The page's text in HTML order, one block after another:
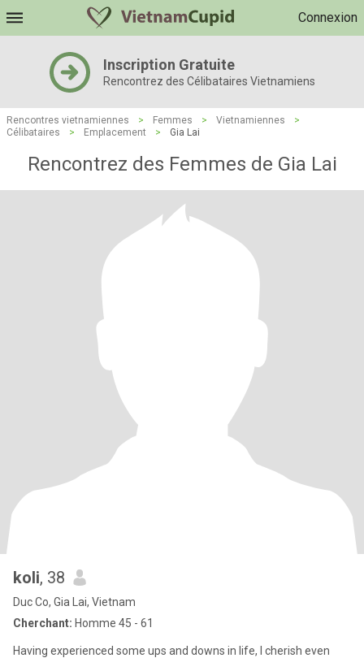
Connexion
Inscription Gratuite
Rencontrez des Célibataires Vietnamiens
Rencontres vietnamiennes > Femmes > Vietnamiennes
>
Célibataires
> Emplacement > Gia Lai
Rencontrez des Femmes de Gia Lai
koli, 38
Duc Co, Gia Lai, Vietnam
Cherchant: Homme 45 - 61
Having experienced some ups and downs in life, I cherish even